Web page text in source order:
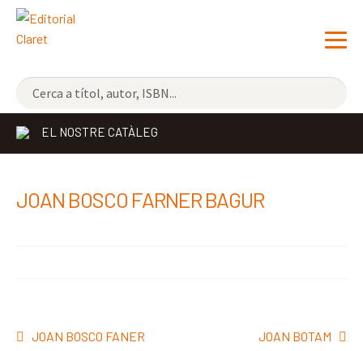
NOVETATS
ELS MÉS VENUTS
EL NOSTRE CATÀLEG
JOAN BOSCO FARNER BAGUR
Navegació
Entrada
JOAN BOSCO FANER
Pròxima
JOAN BOTAM